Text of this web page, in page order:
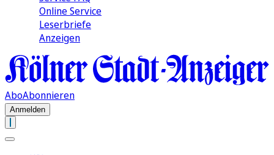
Online Service
Leserbriefe
Anzeigen
AboAbonnieren
Anmelden